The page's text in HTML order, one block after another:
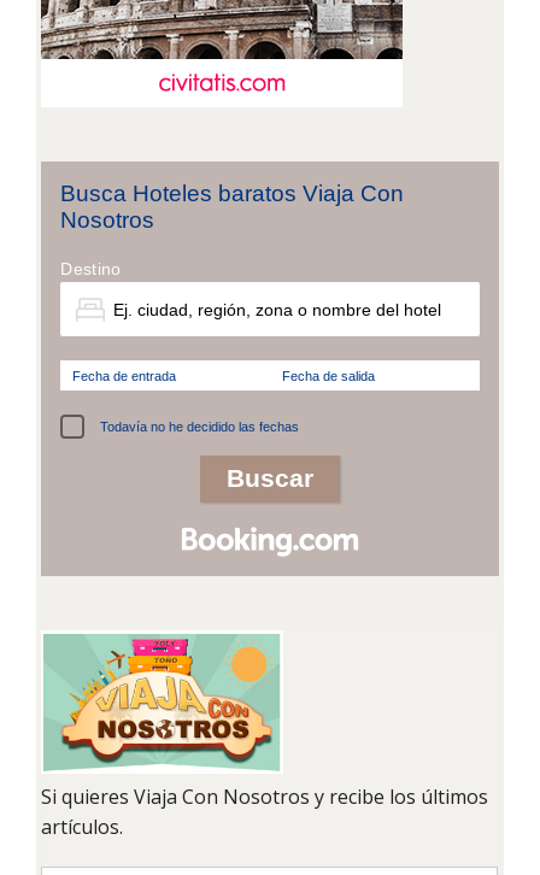
Busca Hoteles baratos Viaja Con
Nosotros
Destino
Fecha de entrada Fecha de salida
Todavía no he decidido las fechas